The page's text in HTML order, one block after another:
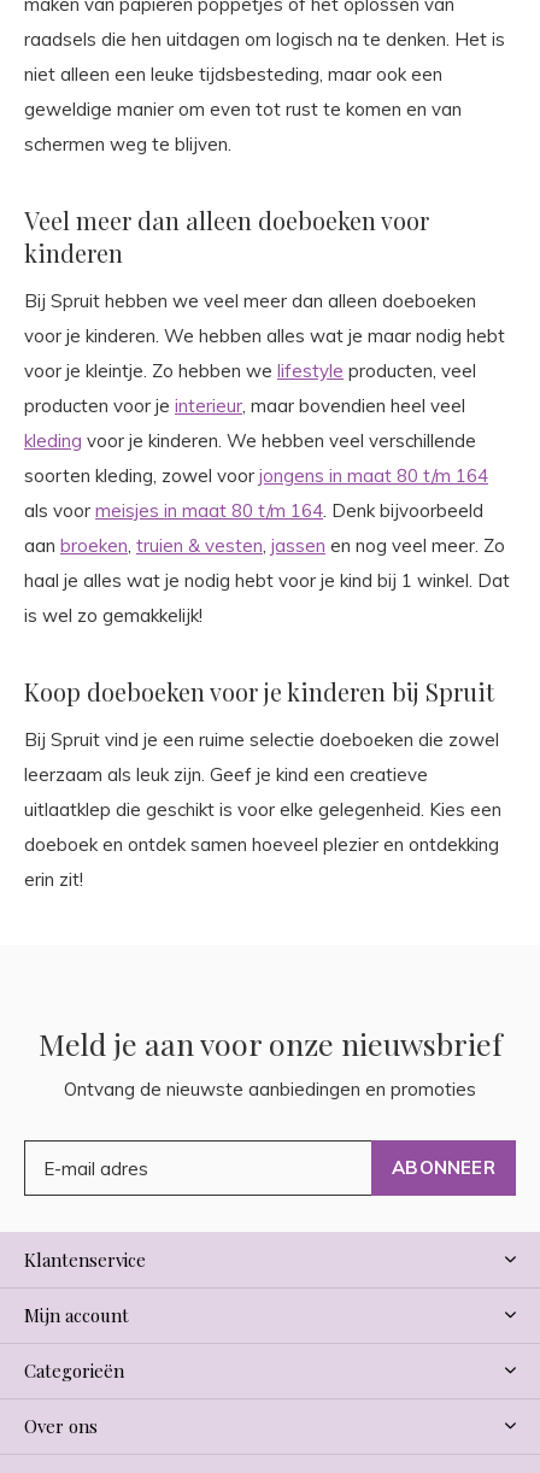
maken van papieren poppetjes of het oplossen van
raadsels die hen uitdagen om logisch na te denken. Het is
niet alleen een leuke tijdsbesteding, maar ook een
geweldige manier om even tot rust te komen en van
schermen weg te blijven.
Veel meer dan alleen doeboeken voor
kinderen
Bij Spruit hebben we veel meer dan alleen doeboeken
voor je kinderen. We hebben alles wat je maar nodig hebt
voor je kleintje. Zo hebben we lifestyle producten, veel
producten voor je interieur, maar bovendien heel veel
kleding voor je kinderen. We hebben veel verschillende
soorten kleding, zowel voor jongens in maat 80 t/m 164
als voor meisjes in maat 80 t/m 164. Denk bijvoorbeeld
aan broeken, truien & vesten, jassen en nog veel meer. Zo
haal je alles wat je nodig hebt voor je kind bij 1 winkel. Dat
is wel zo gemakkelijk!
Koop doeboeken voor je kinderen bij Spruit
Bij Spruit vind je een ruime selectie doeboeken die zowel
leerzaam als leuk zijn. Geef je kind een creatieve
uitlaatklep die geschikt is voor elke gelegenheid. Kies een
doeboek en ontdek samen hoeveel plezier en ontdekking
erin zit!
Meld je aan voor onze nieuwsbrief
Ontvang de nieuwste aanbiedingen en promoties
ABONNEER
Klantenservice
Mijn account
Categorieën
Over ons